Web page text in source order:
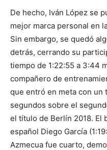
De hecho, Iván López se
mejor marca personal en
Sin embargo, se quedó
detrás, cerrando su
tiempo de 1:22:55 a 3:44
compañero de
que entró en meta con un
segundos sobre el
el título de Berlín 2018. El
español Diego García
Azmecua fue cuarto,